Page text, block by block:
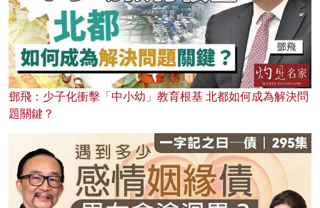
鄧飛：少子化衝擊「中小幼」教育根基 北都如何成為解決問
題關鍵？